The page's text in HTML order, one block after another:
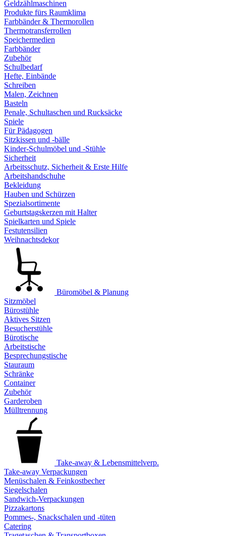
Geldzählmaschinen
Produkte fürs Raumklima
Farbbänder & Thermorollen
Thermotransferrollen
Speichermedien
Farbbänder
Zubehör
Schulbedarf
Hefte, Einbände
Schreiben
Malen, Zeichnen
Basteln
Penale, Schultaschen und Rucksäcke
Spiele
Für Pädagogen
Sitzkissen und -bälle
Kinder-Schulmöbel und -Stühle
Sicherheit
Arbeitsschutz, Sicherheit & Erste Hilfe
Arbeitshandschuhe
Bekleidung
Hauben und Schürzen
Spezialsortimente
Geburtstagskerzen mit Halter
Spielkarten und Spiele
Festutensilien
Weihnachtsdekor
Büromöbel & Planung
Sitzmöbel
Bürostühle
Aktives Sitzen
Besucherstühle
Bürotische
Arbeitstische
Besprechungstische
Stauraum
Schränke
Container
Zubehör
Garderoben
Mülltrennung
Take-away & Lebensmittelverp.
Take-away Verpackungen
Menüschalen & Feinkostbecher
Siegelschalen
Sandwich-Verpackungen
Pizzakartons
Pommes-, Snackschalen und -tüten
Catering